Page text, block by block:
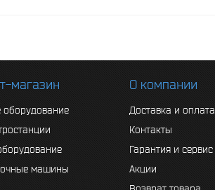
магазин
оборудование
машины
О компании
Доставка и оплата
Контакты
Гарантия и сервис
Акции